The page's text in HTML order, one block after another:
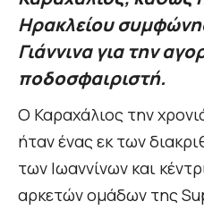
Ηρακλείου
Γιάννινα για την
ποδοσφαιριστή.
Ο Καραχάλιος την
ήταν ένας εκ των
των Ιωαννίνων και
αρκετών ομάδων της